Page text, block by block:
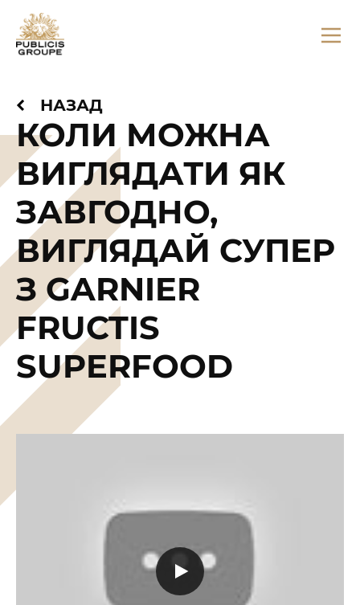
НАЗАД
КОЛИ МОЖНА
ВИГЛЯДАТИ ЯК
ЗАВГОДНО,
ВИГЛЯДАЙ СУПЕР
З GARNIER
FRUCTIS
SUPERFOOD